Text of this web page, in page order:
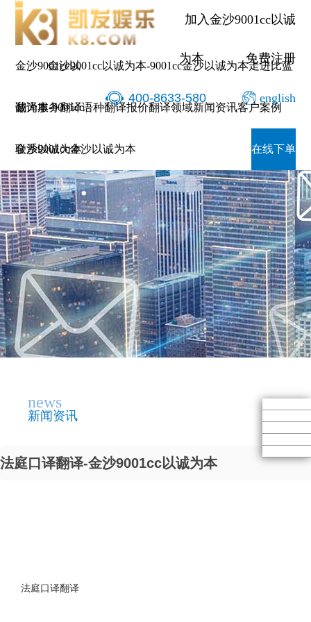
加入金沙9001cc以诚
为本 免费注册
400-8633-580 english
金沙9001cc以
诚为本-9001cc
金沙以诚为本
金沙9001cc以诚为本-9001cc金沙以诚为本走进比蓝
翻译服务翻译语种翻译报价翻译领域新闻资讯客户案例
联系9001cc金沙以诚为本 在线下单
news
新闻资讯
法庭口译翻译-金沙9001cc以诚为本
法庭口译翻译